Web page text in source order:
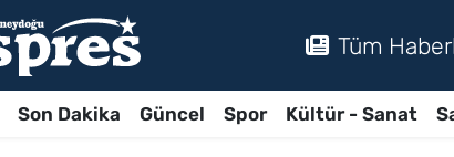
Tüm
Son Dakika Güncel Spor Kültür - Sanat